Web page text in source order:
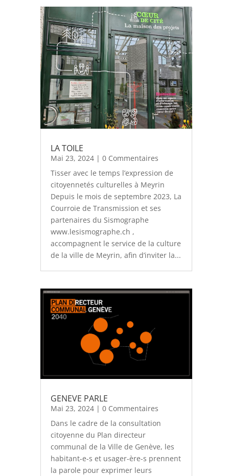
LA TOILE
Mai 23, 2024 | 0 Commentaires
Tisser avec le temps l’expression de
citoyennetés culturelles à Meyrin
Depuis le mois de septembre 2023, La
Courroie de Transmission et ses
partenaires du Sismographe
www.lesismographe.ch ,
accompagnent le service de la culture
de la ville de Meyrin, afin d’inviter la...
GENEVE PARLE
Mai 23, 2024 | 0 Commentaires
Dans le cadre de la consultation
citoyenne du Plan directeur
communal de la Ville de Genève, les
habitant-e-s et usager-ère-s prennent
la parole pour exprimer leurs